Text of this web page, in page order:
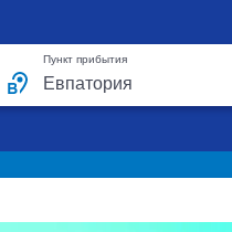
Пункт прибытия